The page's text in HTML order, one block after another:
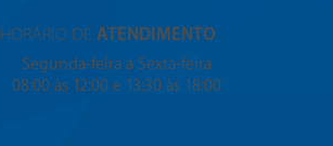
HORÁRIO DE ATENDIMENTO
Segunda-feira a Sexta-feira
08:00 às 12:00 e 13:30 às 18:00